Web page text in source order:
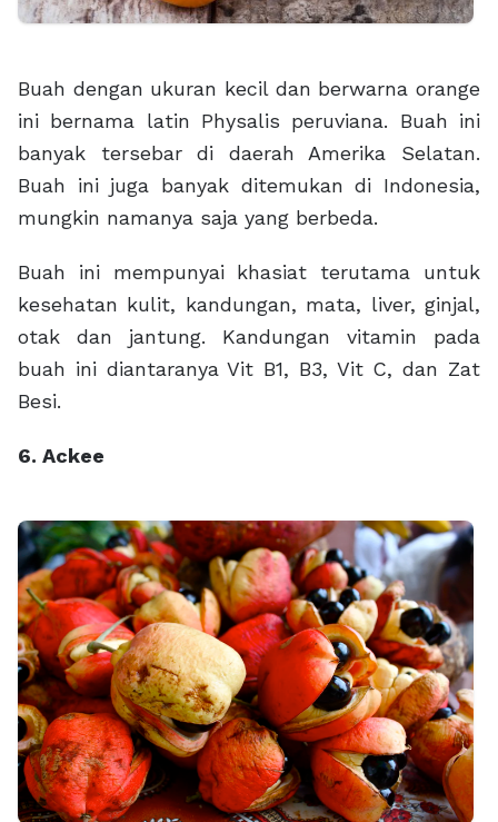
Buah dengan ukuran kecil dan berwarna orange
ini bernama latin Physalis peruviana. Buah ini
banyak tersebar di daerah Amerika Selatan.
Buah ini juga banyak ditemukan di Indonesia,
mungkin namanya saja yang berbeda.
Buah ini mempunyai khasiat terutama untuk
kesehatan kulit, kandungan, mata, liver, ginjal,
otak dan jantung. Kandungan vitamin pada
buah ini diantaranya Vit B1, B3, Vit C, dan Zat
Besi.
6. Ackee